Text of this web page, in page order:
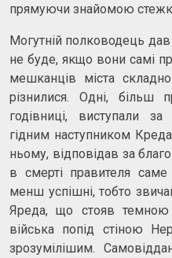
прямуючи знайомою
Могутній полководець
не буде, якщо вони самі
мешканців міста
різнилися. Одні, більш
годівниці, виступали
гідним наступником
ньому, відповідав за
в смерті правителя
менш успішні, тобто
Яреда, що стояв темною
війська попід стіною
зрозумілішим.